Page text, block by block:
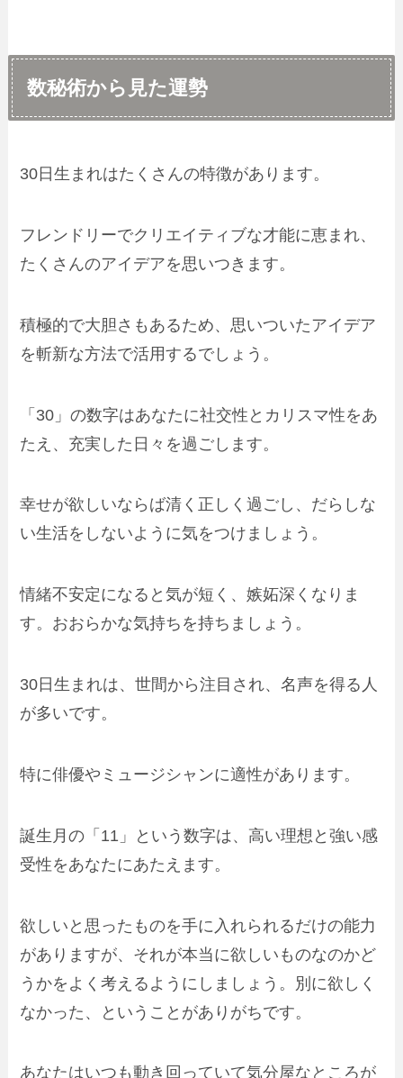
数秘術から見た運勢
30日生まれはたくさんの特徴があります。
フレンドリーでクリエイティブな才能に恵まれ、
たくさんのアイデアを思いつきます。
積極的で大胆さもあるため、思いついたアイデア
を斬新な方法で活用するでしょう。
「30」の数字はあなたに社交性とカリスマ性をあ
たえ、充実した日々を過ごします。
幸せが欲しいならば清く正しく過ごし、だらしな
い生活をしないように気をつけましょう。
情緒不安定になると気が短く、嫉妬深くなりま
す。おおらかな気持ちを持ちましょう。
30日生まれは、世間から注目され、名声を得る人
が多いです。
特に俳優やミュージシャンに適性があります。
誕生月の「11」という数字は、高い理想と強い感
受性をあなたにあたえます。
欲しいと思ったものを手に入れられるだけの能力
がありますが、それが本当に欲しいものなのかど
うかをよく考えるようにしましょう。別に欲しく
なかった、ということがありがちです。
あなたはいつも動き回っていて気分屋なところが